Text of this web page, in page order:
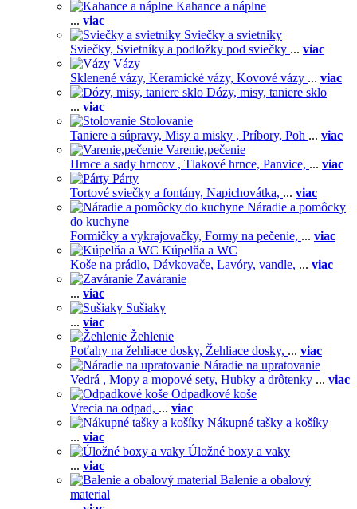
Kahance a náplne
... viac
Sviečky a svietniky
Sviečky, Svietníky a podložky pod sviečky ... viac
Vázy
Sklenené vázy, Keramické vázy, Kovové vázy ... viac
Dózy, misy, taniere sklo
... viac
Stolovanie
Taniere a súpravy, Misy a misky , Príbory, Poh ... viac
Varenie,pečenie
Hrnce a sady hrncov , Tlakové hrnce, Panvice, ... viac
Párty
Tortové sviečky a fontány, Napichovátka, ... viac
Náradie a pomôcky
do kuchyne
Formičky a vykrajovačky, Formy na pečenie, ... viac
Kúpelňa a WC
Koše na prádlo, Dávkovače, Lavóry, vandle, ... viac
Zaváranie
... viac
Sušiaky
... viac
Žehlenie
Poťahy na žehliace dosky, Žehliace dosky, ... viac
Náradie na upratovanie
Vedrá , Mopy a mopové sety, Hubky a drôtenky ... viac
Odpadkové koše
Vrecia na odpad, ... viac
Nákupné tašky a košíky
... viac
Úložné boxy a vaky
... viac
Balenie a obalový
material